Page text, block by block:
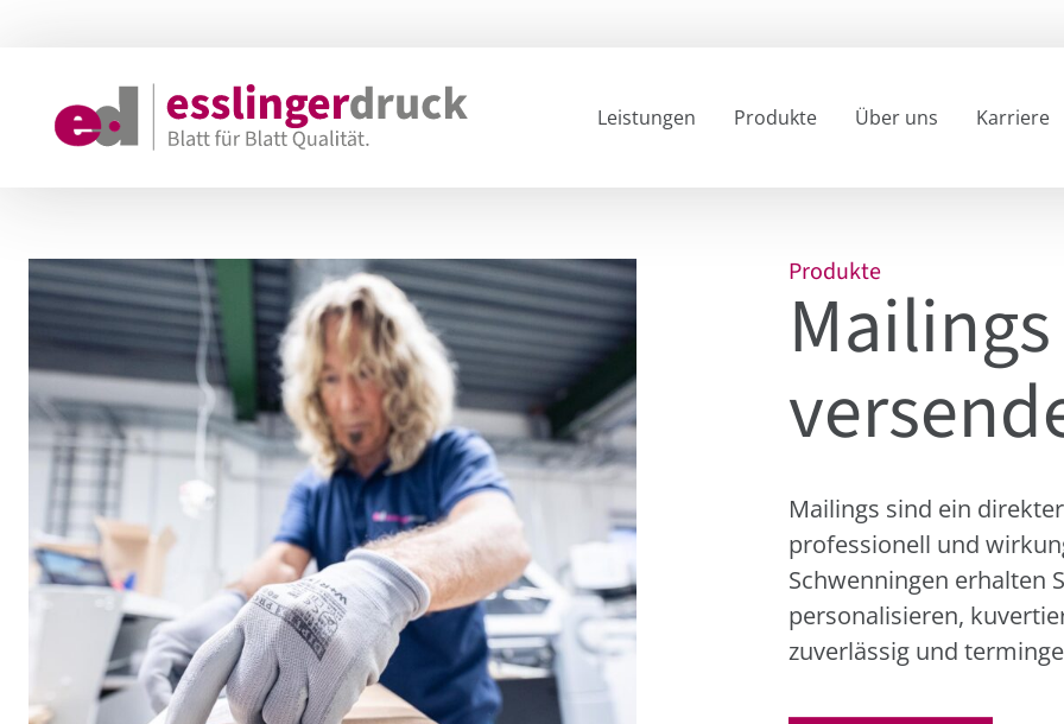
Leistungen Produkte Über uns Karriere
Produkte
Mailings sind ein
professionell und
Schwenningen erhalten
personalisieren,
zuverlässig und